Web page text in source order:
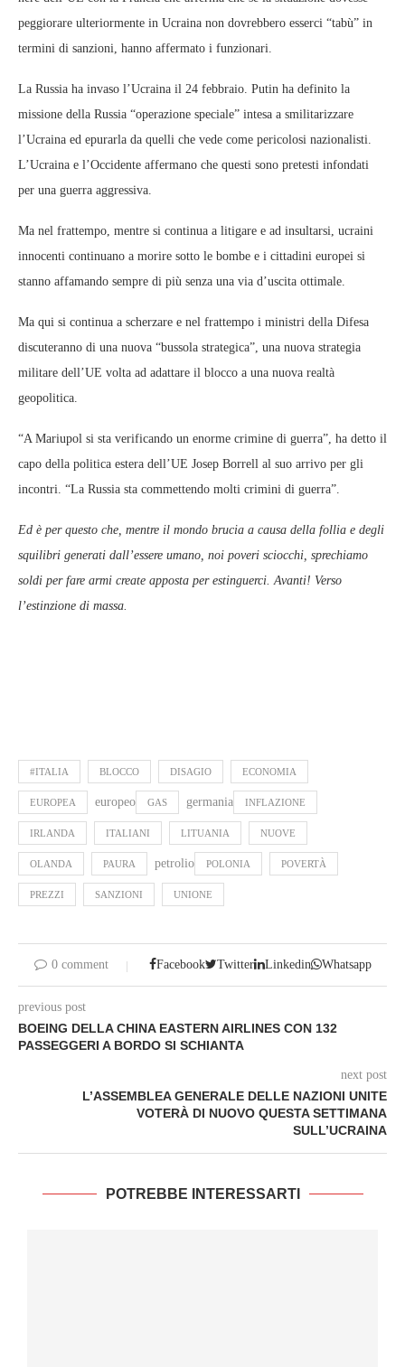
peggiorare ulteriormente in Ucraina non dovrebbero esserci “tabù” in
termini di sanzioni, hanno affermato i funzionari.
La Russia ha invaso l’Ucraina il 24 febbraio. Putin ha definito la
missione della Russia “operazione speciale” intesa a smilitarizzare
l’Ucraina ed epurarla da quelli che vede come pericolosi nazionalisti.
L’Ucraina e l’Occidente affermano che questi sono pretesti infondati
per una guerra aggressiva.
Ma nel frattempo, mentre si continua a litigare e ad insultarsi, ucraini
innocenti continuano a morire sotto le bombe e i cittadini europei si
stanno affamando sempre di più senza una via d’uscita ottimale.
Ma qui si continua a scherzare e nel frattempo i ministri della Difesa
discuteranno di una nuova “bussola strategica”, una nuova strategia
militare dell’UE volta ad adattare il blocco a una nuova realtà
geopolitica.
“A Mariupol si sta verificando un enorme crimine di guerra”, ha detto il
capo della politica estera dell’UE Josep Borrell al suo arrivo per gli
incontri. “La Russia sta commettendo molti crimini di guerra”.
Ed è per questo che, mentre il mondo brucia a causa della follia e degli
squilibri generati dall’essere umano, noi poveri sciocchi, sprechiamo
soldi per fare armi create apposta per estinguerci. Avanti! Verso
l’estinzione di massa.
#ITALIA BLOCCO DISAGIO ECONOMIA
EUROPEA europeo GAS germania INFLAZIONE
IRLANDA ITALIANI LITUANIA NUOVE
OLANDA PAURA petrolio POLONIA POVERTÀ
PREZZI SANZIONI UNIONE
0 comment Facebook Twitter Linkedin Whatsapp
previous post
BOEING DELLA CHINA EASTERN AIRLINES CON 132
PASSEGGERI A BORDO SI SCHIANTA
next post
L’ASSEMBLEA GENERALE DELLE NAZIONI UNITE
VOTERÀ DI NUOVO QUESTA SETTIMANA
SULL’UCRAINA
POTREBBE INTERESSARTI